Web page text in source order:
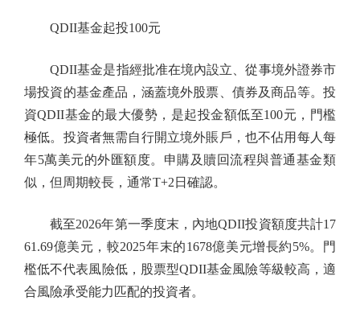
QDII基金起投100元
QDII基金是指經批准在境內設立、從事境外證券市
場投資的基金產品，涵蓋境外股票、債券及商品等。投
資QDII基金的最大優勢，是起投金額低至100元，門檻
極低。投資者無需自行開立境外賬戶，也不佔用每人每
年5萬美元的外匯額度。申購及贖回流程與普通基金類
似，但周期較長，通常T+2日確認。
截至2026年第一季度末，內地QDII投資額度共計17
61.69億美元，較2025年末的1678億美元增長約5%。門
檻低不代表風險低，股票型QDII基金風險等級較高，適
合風險承受能力匹配的投資者。